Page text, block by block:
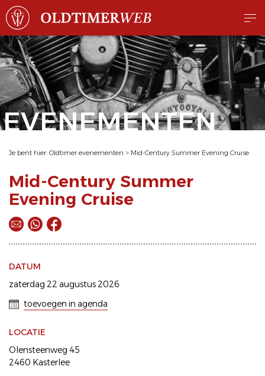
EVENEMENTEN
Je bent hier: Oldtimer evenementen > Mid-Century Summer Evening Cruise
Mid-Century Summer
Evening Cruise
DATUM
zaterdag 22 augustus 2026
toevoegen in agenda
LOCATIE
Olensteenweg 45
2460 Kasterlee